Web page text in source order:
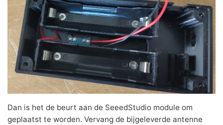
Dan is het de beurt aan de SeeedStudio module om
geplaatst te worden. Vervang de bijgeleverde antenne